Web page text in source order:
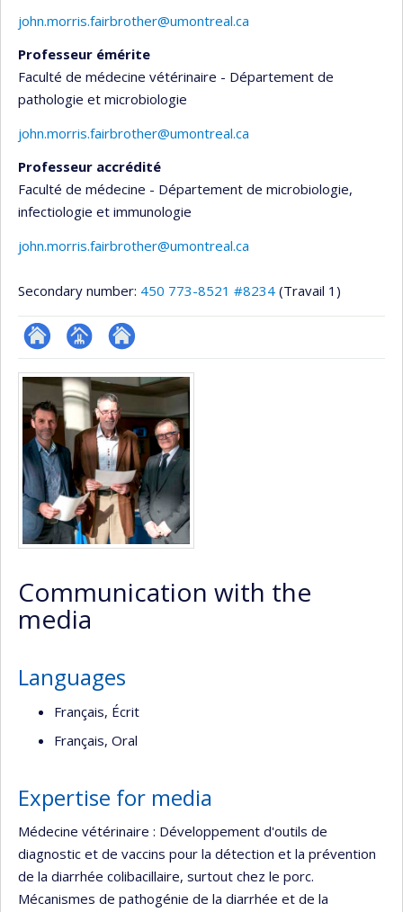
john.morris.fairbrother@umontreal.ca
Professeur émérite
Faculté de médecine vétérinaire - Département de
pathologie et microbiologie
john.morris.fairbrother@umontreal.ca
Professeur accrédité
Faculté de médecine - Département de microbiologie,
infectiologie et immunologie
john.morris.fairbrother@umontreal.ca
Secondary number: 450 773-8521 #8234 (Travail 1)
ResearchGate
Page
professionnelle
(faculté,département,école)
Autre
site
web
Media
Communication with the
media
Languages
Français, Écrit
Français, Oral
Expertise for media
Médecine vétérinaire : Développement d'outils de
diagnostic et de vaccins pour la détection et la prévention
de la diarrhée colibacillaire, surtout chez le porc.
Mécanismes de pathogénie de la diarrhée et de la